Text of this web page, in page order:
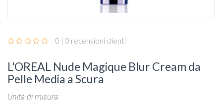
0 | 0 recensioni clienti
L'OREAL Nude Magique Blur Cream da
Pelle Media a Scura
Unità di misura: